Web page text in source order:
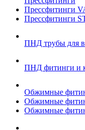
Прессфитинги
Прессфитинги
ПНД трубы для
ПНД фитинги и
Обжимные
Обжимные
Обжимные